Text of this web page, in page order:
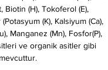
Biotin (H), Tokoferol (E),
(K), Kalsiyum (Ca),
Manganez (Mn), Fosfor(P),
ve organik asitler gibi